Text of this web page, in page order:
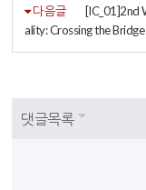
다음글
[IC_01]2nd
ality: Crossing the Bridge
댓글목록